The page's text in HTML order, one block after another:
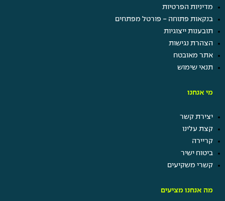
מדיניות הפרטיות
בנקאות פתוחה - פורטל מפתחים
תובענות ייצוגיות
הצהרת נגישות
אתר מאובטח
תנאי שימוש
מי אנחנו
יצירת קשר
קצת עלינו
קריירה
ביטוח ישיר
קשרי משקיעים
מה אנחנו מציעים